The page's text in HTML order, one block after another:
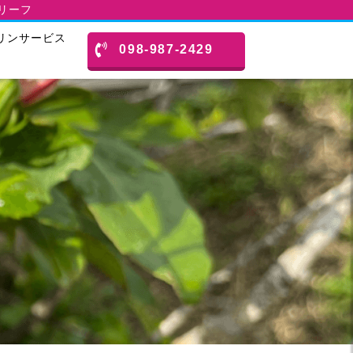
ーフ
ンサービス
098-987-2429